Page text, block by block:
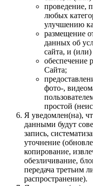
проведение,
любых
улучшению
размещение
данных об
сайта, и
обеспечение
Сайта;
фото-,
простой
Я уведомлен(на),
данными будут
запись,
уточнение
копирование,
обезличивание,
передача третьим
распространение).